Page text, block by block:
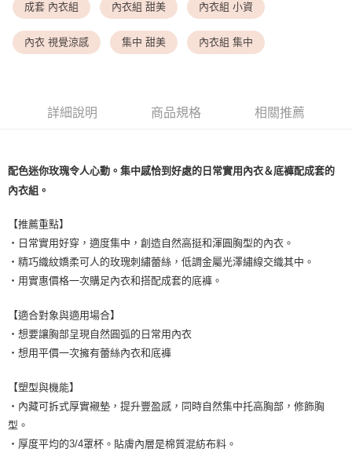
<無合作配送請勿選取>付款後萊爾富取貨
每筆NT$9,999
付款後7-11取貨
黑貓宅配
每筆NT$100，滿NT$1,500(含以上)免運費
離島宅配
每筆NT$200，滿NT$1,500(含以上)免運費
成套 內衣組 內衣組 甜美 內衣組 小資
內衣 視覺涼感 集中 甜美 內衣組 集中
詳細說明 商品規格 相關推薦
配色迷你玫瑰令人心動。集中感恰到好處的日常實用內衣＆底褲配成套的
內衣組。
【推薦重點】
・日常實用好穿，適度集中，創造自然高挺和渾圓胸型的內衣。
・精巧織紋嬌柔可人的玫瑰刺繡蕾絲，低調金屬光澤繡線交織其中。
・用實惠價格一次購足內衣和搭配成套的底褲。
【適合對象與適用場合】
・想要讓胸部呈現自然圓弧的日常用內衣
・想用平價一次擁有蕾絲內衣和底褲
【塑型與機能】
・內藏可拆式厚實襯墊，提升豐盈感，同時自然集中托高胸部，修飾胸
型。
・厚度平均的3/4罩杯。貼膚內層是棉質混紡布料。